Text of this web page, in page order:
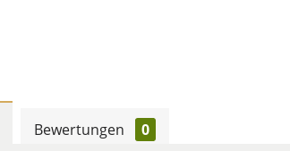
Bewertungen 0